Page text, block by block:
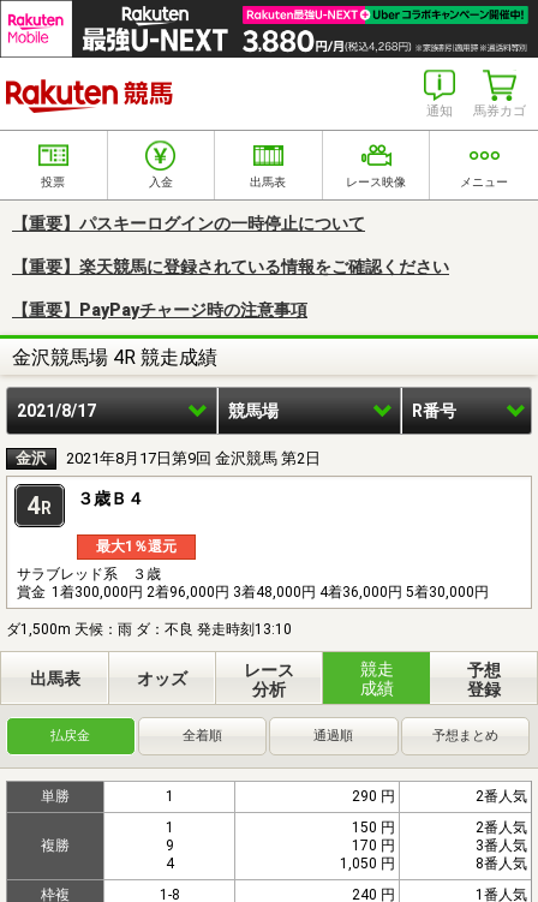
馬券カゴ
通知
投票 入金 出馬表 レース映像 メニュー
【重要】パスキーログインの一時停止について
【重要】楽天競馬に登録されている情報をご確認ください
【重要】PayPayチャージ時の注意事項
金沢競馬場 4R 競走成績
2021/8/17 競馬場 R番号
金沢 2021年8月17日第9回 金沢競馬 第2日
4R ３歳Ｂ４
最大1％還元
サラブレッド系 ３歳
賞金 1着300,000円 2着96,000円 3着48,000円 4着36,000円 5着30,000円
ダ1,500m 天候：雨 ダ：不良 発走時刻13:10
出馬表 オッズ
レース
分析
競走
成績
予想
登録
払戻金 全着順 通過順 予想まとめ
単勝 1 290 円 2番人気
複勝
1
9
4
150 円
170 円
1,050 円
2番人気
3番人気
8番人気
枠複
1-8 240 円
1番人気